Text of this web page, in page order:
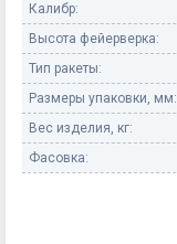
Калибр:
Высота фейерверка:
Тип ракеты:
Размеры упаковки, мм:
Вес изделия, кг:
Фасовка: